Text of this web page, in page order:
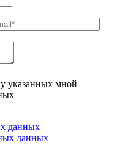
указанных мной
данных
данных